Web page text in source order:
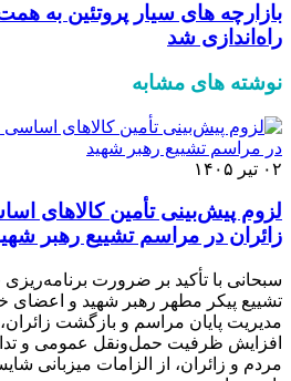
بازارچه های سیار پروتئین به
راه‌اندازی شد
نوشته های مشابه
۰۲ تیر ۱۴۰۵
لزوم پیش‌بینی تأمین کالاهای
زائران در مراسم تشییع رهبر
سبحانی‌ با تأکید بر ضرورت
تشییع پیکر مطهر رهبر شهید و اعضای
مدیریت پایان مراسم و بازگشت
افزایش ظرفیت حمل‌ونقل عمومی و
مردم و زائران، از الزامات میزبانی